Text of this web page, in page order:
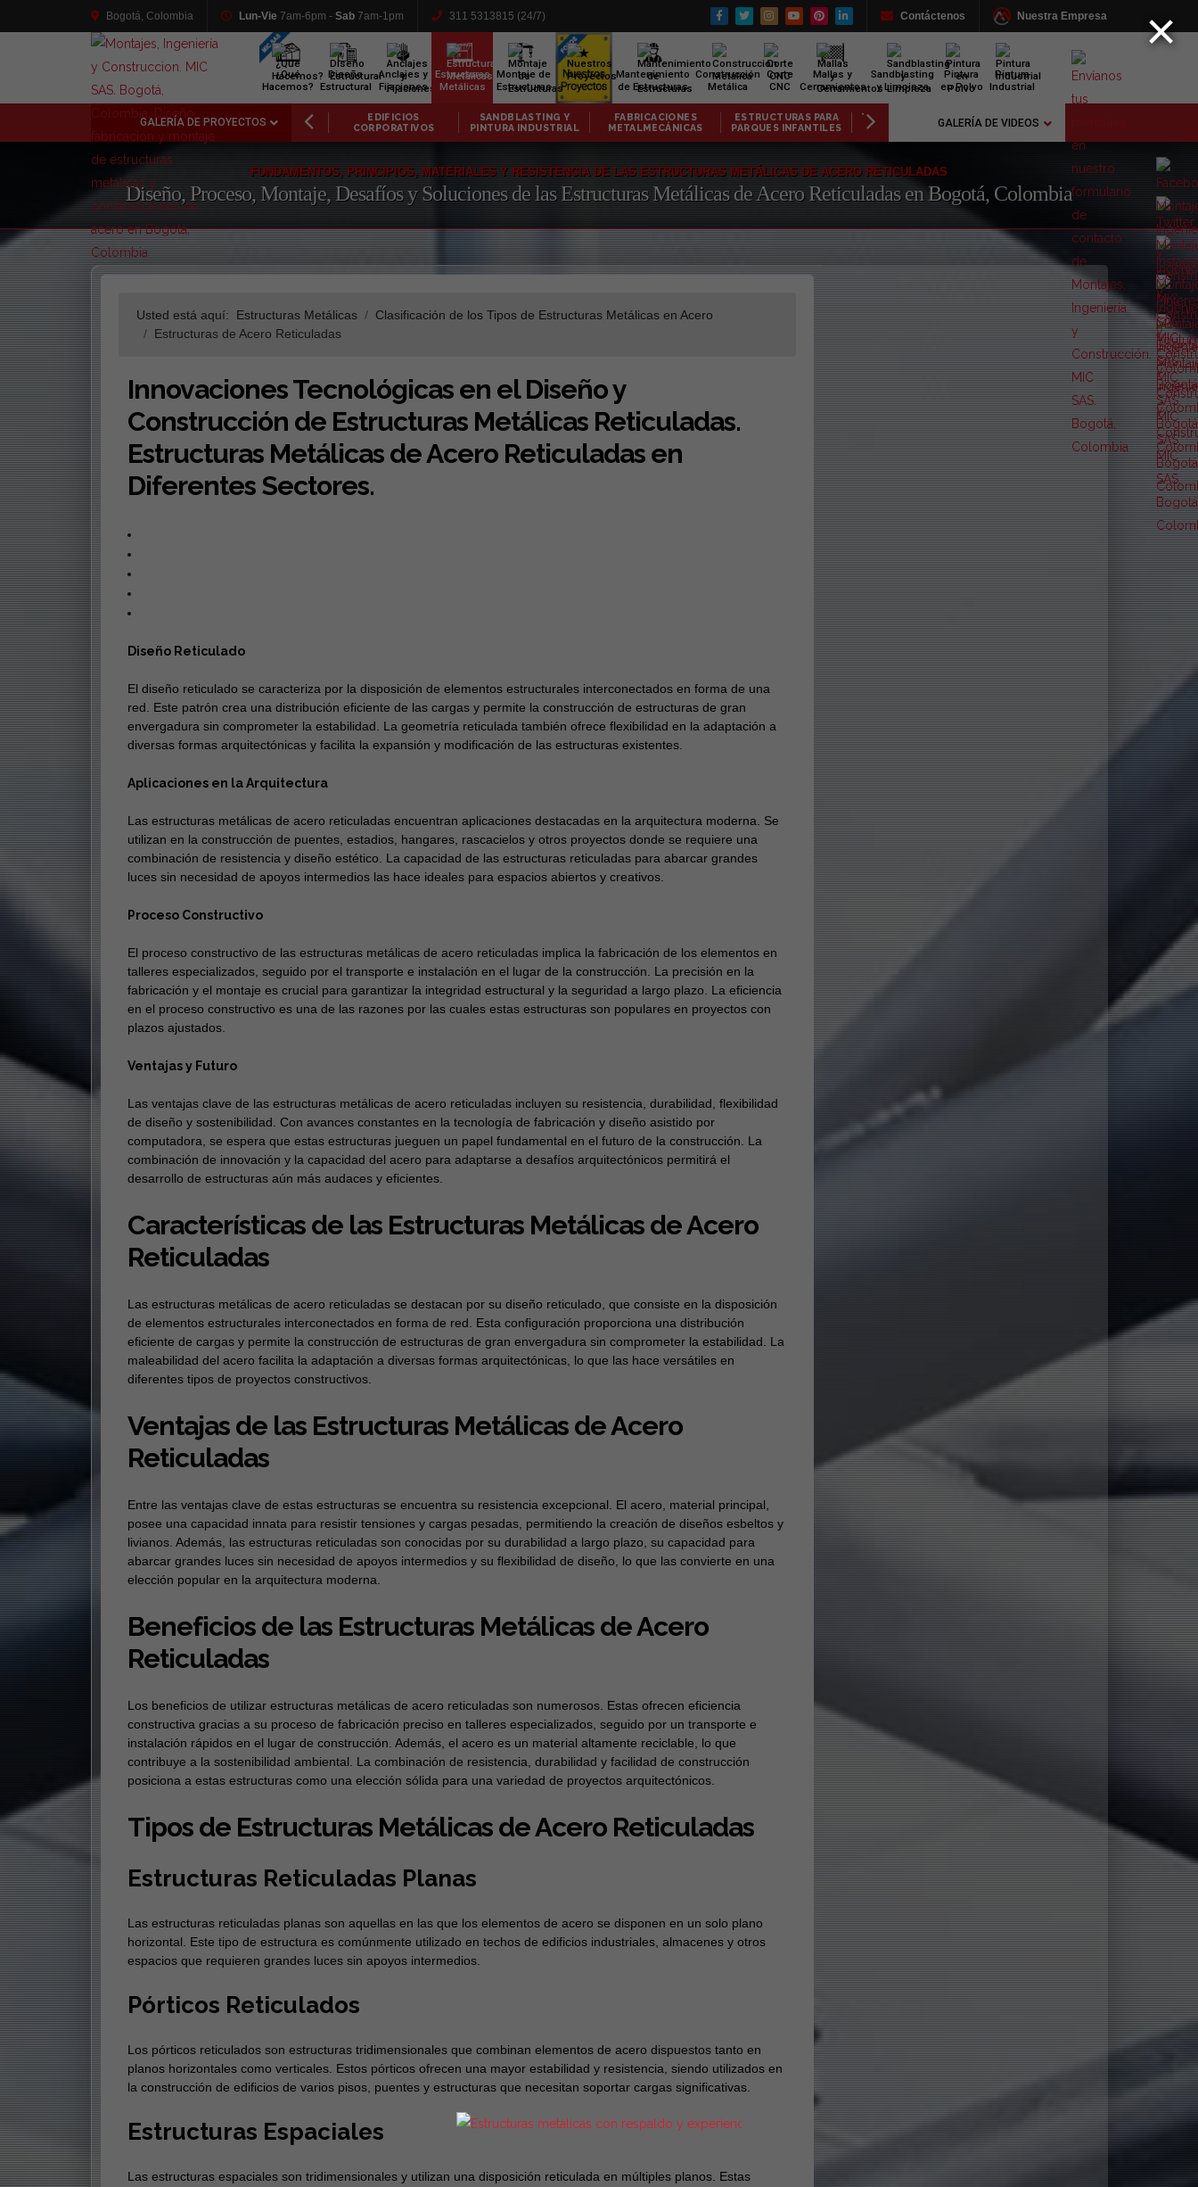
Bogotá, Colombia Lun-Vie 7am-6pm - Sab 7am-1pm 311 5313815 (24/7) Nuestra Empresa
Contáctenos
¿Qué
Hacemos?
Diseño
Estructural
Anclajes y
Fijaciones
Estructuras
Metálicas
Montaje de
Estructuras
Mantenimiento
de Estructuras
Construcción
Metálica
Corte
CNC
Mallas y
Cerramientos
Sandblasting
y Limpieza
Pintura
en Polvo
Pintura
Industrial
GALERÍA DE PROYECTOS
PUENTES
VEHICULARES
EDIFICIOS
CORPORATIVOS
SANDBLASTING Y
PINTURA INDUSTRIAL
FABRICACIONES
METALMECÁNICAS
ESTRUCTURAS PARA
PARQUES INFANTILES
TECHOS Y CUBIERTAS
METÁLICAS
PASARELAS
METÁLICAS
ESTRUCTURAS
INDUSTRIALES
GALERÍA DE VIDEOS
FUNDAMENTOS, PRINCIPIOS, MATERIALES Y RESISTENCIA DE LAS ESTRUCTURAS METÁLICAS DE ACERO RETICULADAS
Diseño, Proceso, Montaje, Desafíos y Soluciones de las Estructuras Metálicas de Acero Reticuladas en Bogotá, Colombia
Usted está aquí: Estructuras Metálicas
Clasificación de los Tipos de Estructuras Metálicas en Acero
Estructuras de Acero Reticuladas
Innovaciones Tecnológicas en el Diseño y
Construcción de Estructuras Metálicas Reticuladas.
Estructuras Metálicas de Acero Reticuladas en
Diferentes Sectores.
Diseño Reticulado
El diseño reticulado se caracteriza por la disposición de elementos estructurales interconectados en forma de una
red. Este patrón crea una distribución eficiente de las cargas y permite la construcción de estructuras de gran
envergadura sin comprometer la estabilidad. La geometría reticulada también ofrece flexibilidad en la adaptación a
diversas formas arquitectónicas y facilita la expansión y modificación de las estructuras existentes.
Aplicaciones en la Arquitectura
Las estructuras metálicas de acero reticuladas encuentran aplicaciones destacadas en la arquitectura moderna. Se
utilizan en la construcción de puentes, estadios, hangares, rascacielos y otros proyectos donde se requiere una
combinación de resistencia y diseño estético. La capacidad de las estructuras reticuladas para abarcar grandes
luces sin necesidad de apoyos intermedios las hace ideales para espacios abiertos y creativos.
Proceso Constructivo
El proceso constructivo de las estructuras metálicas de acero reticuladas implica la fabricación de los elementos en
talleres especializados, seguido por el transporte e instalación en el lugar de la construcción. La precisión en la
fabricación y el montaje es crucial para garantizar la integridad estructural y la seguridad a largo plazo. La eficiencia
en el proceso constructivo es una de las razones por las cuales estas estructuras son populares en proyectos con
plazos ajustados.
Ventajas y Futuro
Las ventajas clave de las estructuras metálicas de acero reticuladas incluyen su resistencia, durabilidad, flexibilidad
de diseño y sostenibilidad. Con avances constantes en la tecnología de fabricación y diseño asistido por
computadora, se espera que estas estructuras jueguen un papel fundamental en el futuro de la construcción. La
combinación de innovación y la capacidad del acero para adaptarse a desafíos arquitectónicos permitirá el
desarrollo de estructuras aún más audaces y eficientes.
Características de las Estructuras Metálicas de Acero
Reticuladas
Las estructuras metálicas de acero reticuladas se destacan por su diseño reticulado, que consiste en la disposición
de elementos estructurales interconectados en forma de red. Esta configuración proporciona una distribución
eficiente de cargas y permite la construcción de estructuras de gran envergadura sin comprometer la estabilidad. La
maleabilidad del acero facilita la adaptación a diversas formas arquitectónicas, lo que las hace versátiles en
diferentes tipos de proyectos constructivos.
Ventajas de las Estructuras Metálicas de Acero
Reticuladas
Entre las ventajas clave de estas estructuras se encuentra su resistencia excepcional. El acero, material principal,
posee una capacidad innata para resistir tensiones y cargas pesadas, permitiendo la creación de diseños esbeltos y
livianos. Además, las estructuras reticuladas son conocidas por su durabilidad a largo plazo, su capacidad para
abarcar grandes luces sin necesidad de apoyos intermedios y su flexibilidad de diseño, lo que las convierte en una
elección popular en la arquitectura moderna.
Beneficios de las Estructuras Metálicas de Acero
Reticuladas
Los beneficios de utilizar estructuras metálicas de acero reticuladas son numerosos. Estas ofrecen eficiencia
constructiva gracias a su proceso de fabricación preciso en talleres especializados, seguido por un transporte e
instalación rápidos en el lugar de construcción. Además, el acero es un material altamente reciclable, lo que
contribuye a la sostenibilidad ambiental. La combinación de resistencia, durabilidad y facilidad de construcción
posiciona a estas estructuras como una elección sólida para una variedad de proyectos arquitectónicos.
Tipos de Estructuras Metálicas de Acero Reticuladas
Estructuras Reticuladas Planas
Las estructuras reticuladas planas son aquellas en las que los elementos de acero se disponen en un solo plano
horizontal. Este tipo de estructura es comúnmente utilizado en techos de edificios industriales, almacenes y otros
espacios que requieren grandes luces sin apoyos intermedios.
Pórticos Reticulados
Los pórticos reticulados son estructuras tridimensionales que combinan elementos de acero dispuestos tanto en
planos horizontales como verticales. Estos pórticos ofrecen una mayor estabilidad y resistencia, siendo utilizados en
la construcción de edificios de varios pisos, puentes y estructuras que necesitan soportar cargas significativas.
Estructuras Espaciales
Las estructuras espaciales son tridimensionales y utilizan una disposición reticulada en múltiples planos. Estas
×